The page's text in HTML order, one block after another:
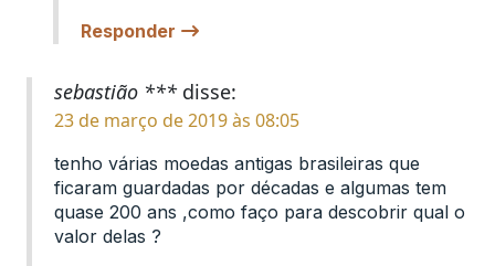
Responder
sebastião *** disse:
23 de março de 2019 às 08:05
tenho várias moedas antigas brasileiras que
ficaram guardadas por décadas e algumas tem
quase 200 ans ,como faço para descobrir qual o
valor delas ?